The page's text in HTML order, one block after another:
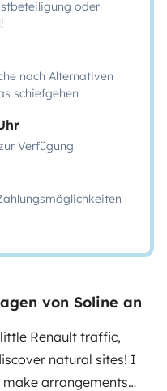
oder
nach Alternativen
schiefgehen
Verfügung
von Soline an
Renault traffic,
natural sites! I
arrangements